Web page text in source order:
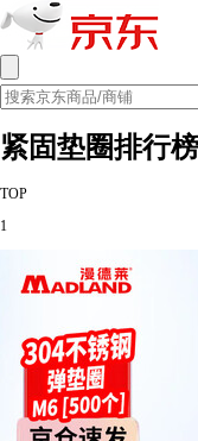
紧固垫圈排行榜
TOP
1